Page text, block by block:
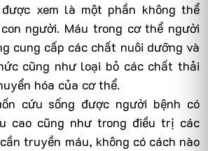
được xem là một phần không thể
người. Máu trong cơ thể người
cung cấp các chất nuôi dưỡng và
cũng như loại bỏ các chất thải
hóa của cơ thể.
cứu sống được người bệnh có
cao cũng như trong điều trị các
truyền máu, không có cách nào